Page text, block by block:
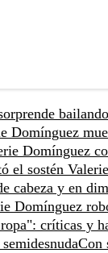
Domínguez
Domínguez
el sostén
cabeza y en
Domínguez
críticas y
Con